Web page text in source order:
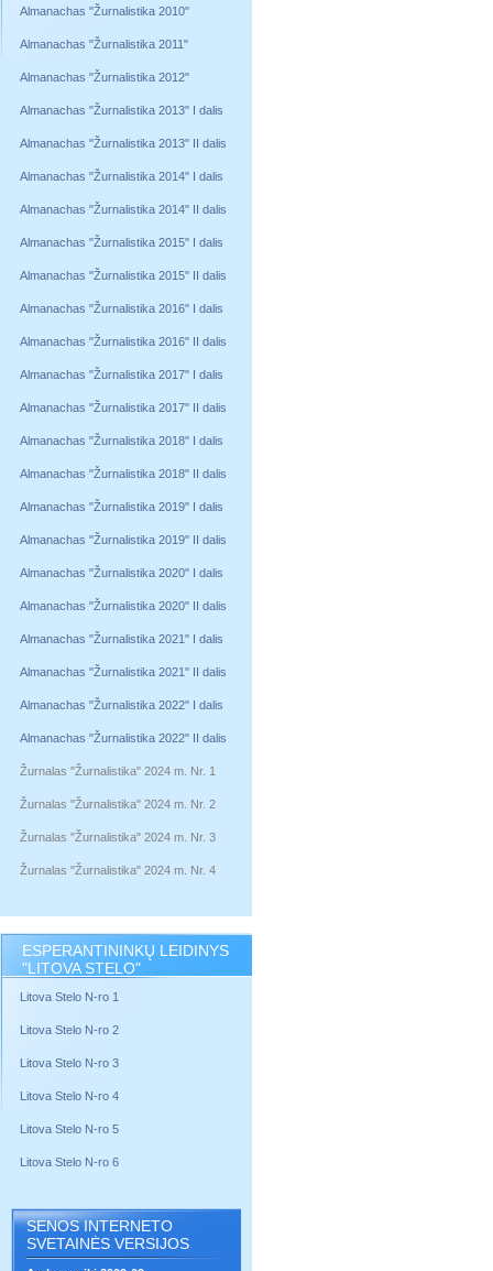
Almanachas "Žurnalistika 2010"
Almanachas "Žurnalistika 2011"
Almanachas "Žurnalistika 2012"
Almanachas "Žurnalistika 2013" I dalis
Almanachas "Žurnalistika 2013" II dalis
Almanachas "Žurnalistika 2014" I dalis
Almanachas "Žurnalistika 2014" II dalis
Almanachas "Žurnalistika 2015" I dalis
Almanachas "Žurnalistika 2015" II dalis
Almanachas "Žurnalistika 2016" I dalis
Almanachas "Žurnalistika 2016" II dalis
Almanachas "Žurnalistika 2017" I dalis
Almanachas "Žurnalistika 2017" II dalis
Almanachas "Žurnalistika 2018" I dalis
Almanachas "Žurnalistika 2018" II dalis
Almanachas "Žurnalistika 2019" I dalis
Almanachas "Žurnalistika 2019" II dalis
Almanachas "Žurnalistika 2020" I dalis
Almanachas "Žurnalistika 2020" II dalis
Almanachas "Žurnalistika 2021" I dalis
Almanachas "Žurnalistika 2021" II dalis
Almanachas "Žurnalistika 2022" I dalis
Almanachas "Žurnalistika 2022" II dalis
Žurnalas "Žurnalistika" 2024 m. Nr. 1
Žurnalas "Žurnalistika" 2024 m. Nr. 2
Žurnalas "Žurnalistika" 2024 m. Nr. 3
Žurnalas "Žurnalistika" 2024 m. Nr. 4
ESPERANTININKŲ LEIDINYS
"LITOVA STELO"
Litova Stelo N-ro 1
Litova Stelo N-ro 2
Litova Stelo N-ro 3
Litova Stelo N-ro 4
Litova Stelo N-ro 5
Litova Stelo N-ro 6
SENOS INTERNETO
SVETAINĖS VERSIJOS